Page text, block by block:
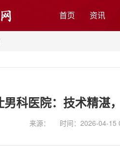
首页 资讯
男科医院：技术精湛
来源： 时间：2026-04-